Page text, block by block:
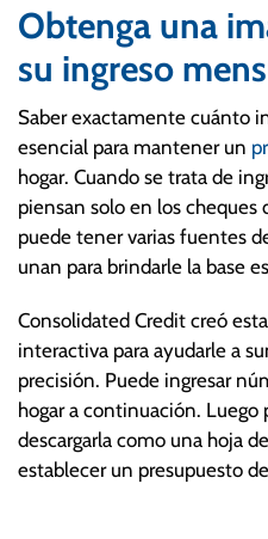
Obtenga una
su ingreso
Saber exactamente cuánto
esencial para mantener un
hogar. Cuando se trata de
piensan solo en los cheques
puede tener varias fuentes
unan para brindarle la base
Consolidated Credit creó
interactiva para ayudarle a
precisión. Puede ingresar
hogar a continuación.
descargarla como una hoja
establecer un presupuesto